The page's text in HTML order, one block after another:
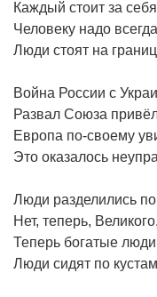
Каждый стоит за
Человеку надо
Люди стоят на
Война России с
Развал Союза
Европа по-своему
Это оказалось
Люди разделились
Нет, теперь,
Теперь богатые
Люди сидят по